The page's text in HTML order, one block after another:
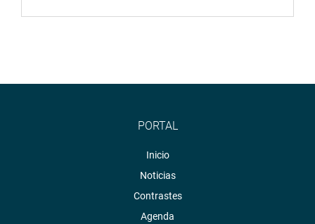
PORTAL
Inicio
Noticias
Contrastes
Agenda